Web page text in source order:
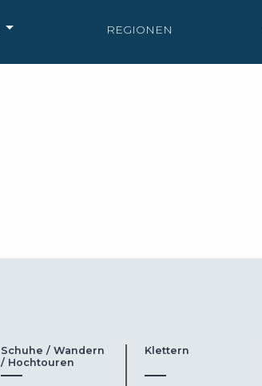
REGIONEN
Schuhe / Wandern
/ Hochtouren
Klettern